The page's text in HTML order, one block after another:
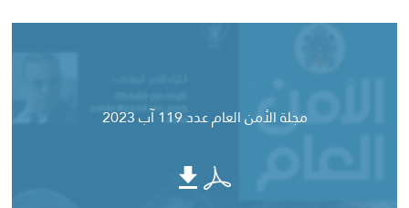
مجلة الأمن العام عدد 119 آب 2023